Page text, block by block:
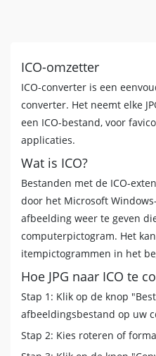
ICO-omzetter
ICO-converter is een
converter. Het neemt elke
een ICO-bestand, voor
applicaties.
Wat is ICO?
Bestanden met de ICO-
door het Microsoft
afbeelding weer te geven
computerpictogram. Het
itempictogrammen in het
Hoe JPG naar ICO te
Stap 1: Klik op de knop
afbeeldingsbestand op uw
Stap 2: Kies roteren of